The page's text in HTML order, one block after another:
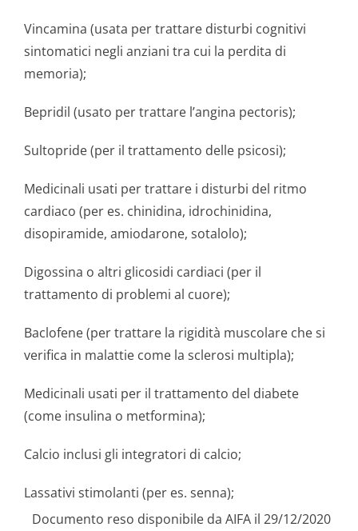
Vincamina (usata per trattare disturbi cognitivi
sintomatici negli anziani tra cui la perdita di
memoria);
Bepridil (usato per trattare l’angina pectoris);
Sultopride (per il trattamento delle psicosi);
Medicinali usati per trattare i disturbi del ritmo
cardiaco (per es. chinidina, idrochinidina,
disopiramide, amiodarone, sotalolo);
Digossina o altri glicosidi cardiaci (per il
trattamento di problemi al cuore);
Baclofene (per trattare la rigidità muscolare che si
verifica in malattie come la sclerosi multipla);
Medicinali usati per il trattamento del diabete
(come insulina o metformina);
Calcio inclusi gli integratori di calcio;
Lassativi stimolanti (per es. senna);
Documento reso disponibile da AIFA il 29/12/2020